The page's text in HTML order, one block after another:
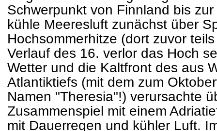
Schwerpunkt von Finnland bis
kühle Meeresluft zunächst über
Hochsommerhitze (dort zuvor
Verlauf des 16. verlor das Hoch
Wetter und die Kaltfront des aus
Atlantiktiefs (mit dem zum
Namen "Theresia"!) verursachte
Zusammenspiel mit einem
mit Dauerregen und kühler Luft.